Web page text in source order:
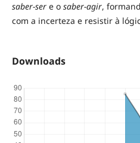
saber-sere o saber-agir,
com a incerteza e resistir à
Downloads